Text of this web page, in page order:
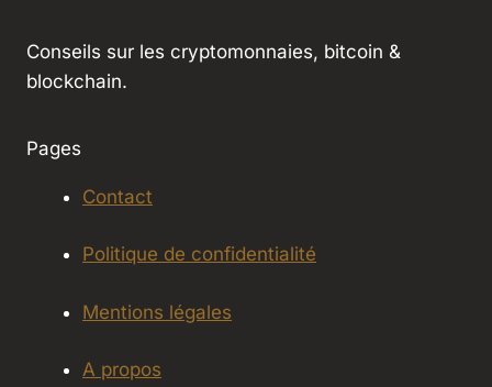
Conseils sur les cryptomonnaies, bitcoin &
blockchain.
Pages
Contact
Politique de confidentialité
Mentions légales
A propos